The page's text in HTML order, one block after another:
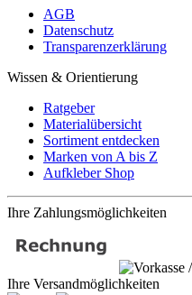
AGB
Datenschutz
Transparenzerklärung
Wissen & Orientierung
Ratgeber
Materialübersicht
Sortiment entdecken
Marken von A bis Z
Aufkleber Shop
Ihre Zahlungsmöglichkeiten
Ihre Versandmöglichkeiten